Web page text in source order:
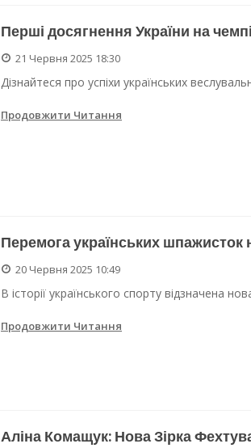
Перші досягнення України на
21 Червня 2025 18:30
Дізнайтеся про успіхи українських
Продовжити Читання
Перемога українських шпажисток
20 Червня 2025 10:49
В історії українського спорту відзначена
Продовжити Читання
Аліна Комащук: Нова Зірка